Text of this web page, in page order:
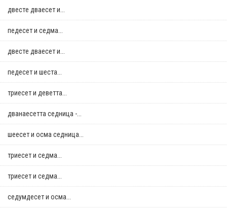
двестe дваесет и...
педесет и седма...
двестe дваесет и...
педесет и шеста...
триесет и деветта...
дванаесетта седница -...
шеесет и осма седница...
триесет и седма...
триесет и седма...
седумдесет и осма...